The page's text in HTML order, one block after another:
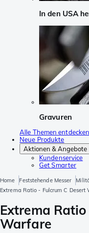
In den USA
Gravuren
Alle Themen entdecken
Neue Produkte
Aktionen & Angebote
Kundenservice
Get Smarter
Home Feststehende Messer
Extrema Ratio - Fulcrum C Desert
Extrema
Warfare